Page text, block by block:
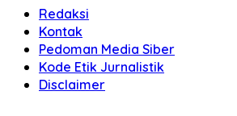
Redaksi
Kontak
Pedoman Media Siber
Kode Etik Jurnalistik
Disclaimer